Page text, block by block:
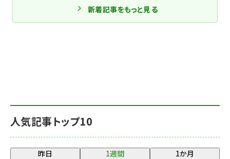
人気記事トップ10
昨日 1週間 1か月
新着記事をもっと見る